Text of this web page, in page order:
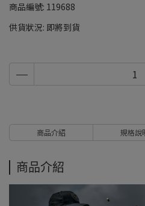
商品編號: 119688
供貨狀況: 即將到貨
商品介紹 規格說
商品介紹